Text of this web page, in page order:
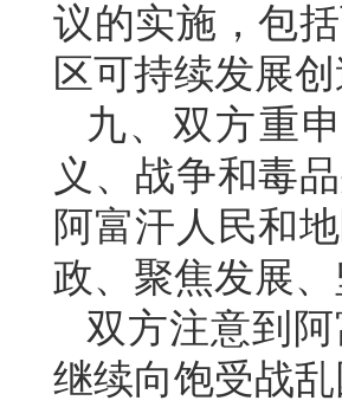
议的实施，包
区可持续发展
九、双方重
义、战争和毒
阿富汗人民和
政、聚焦发展
双方注意到
继续向饱受战